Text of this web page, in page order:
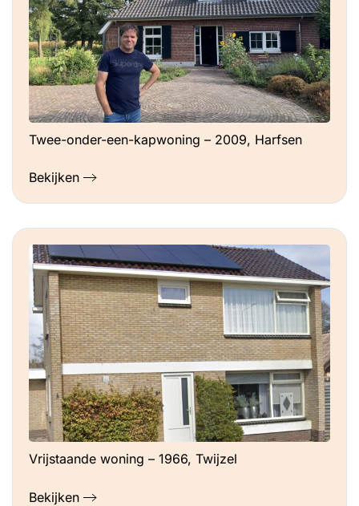
Twee-onder-een-kapwoning – 2009, Harfsen
Bekijken
Vrijstaande woning – 1966, Twijzel
Bekijken